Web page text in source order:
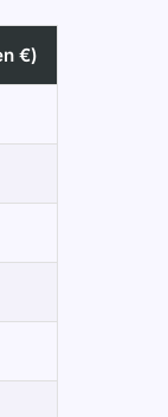
€)